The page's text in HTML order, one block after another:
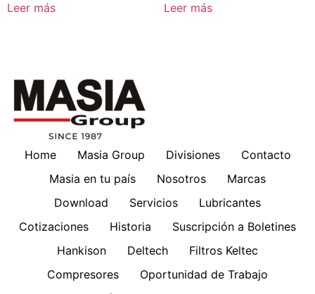
Leer más Leer más
Home Masia Group Divisiones
Contacto
Masia en tu país
Nosotros
Marcas
Download
Servicios
Lubricantes
Cotizaciones
Historia
Suscripción a Boletines
Hankison
Deltech
Filtros Keltec
Compresores
Oportunidad de Trabajo